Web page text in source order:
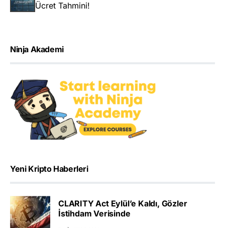
Ücret Tahmini!
Ninja Akademi
Yeni Kripto Haberleri
CLARITY Act Eylül’e Kaldı, Gözler
İstihdam Verisinde